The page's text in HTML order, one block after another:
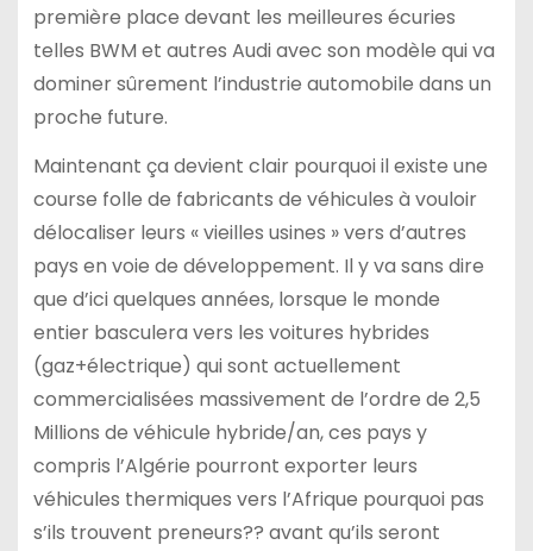
première place devant les meilleures écuries
telles BWM et autres Audi avec son modèle qui va
dominer sûrement l’industrie automobile dans un
proche future.
Maintenant ça devient clair pourquoi il existe une
course folle de fabricants de véhicules à vouloir
délocaliser leurs « vieilles usines » vers d’autres
pays en voie de développement. Il y va sans dire
que d’ici quelques années, lorsque le monde
entier basculera vers les voitures hybrides
(gaz+électrique) qui sont actuellement
commercialisées massivement de l’ordre de 2,5
Millions de véhicule hybride/an, ces pays y
compris l’Algérie pourront exporter leurs
véhicules thermiques vers l’Afrique pourquoi pas
s’ils trouvent preneurs?? avant qu’ils seront